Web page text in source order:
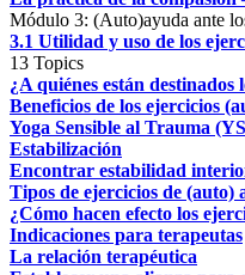
Módulo 3: (Auto)ayuda ante
3.1 Utilidad y uso de los
13 Topics
¿A quiénes están destinados
Beneficios de los ejercicios
Yoga Sensible al Trauma
Estabilización
Encontrar estabilidad
Tipos de ejercicios de (auto)
¿Cómo hacen efecto los
Indicaciones para terapeutas
La relación terapéutica